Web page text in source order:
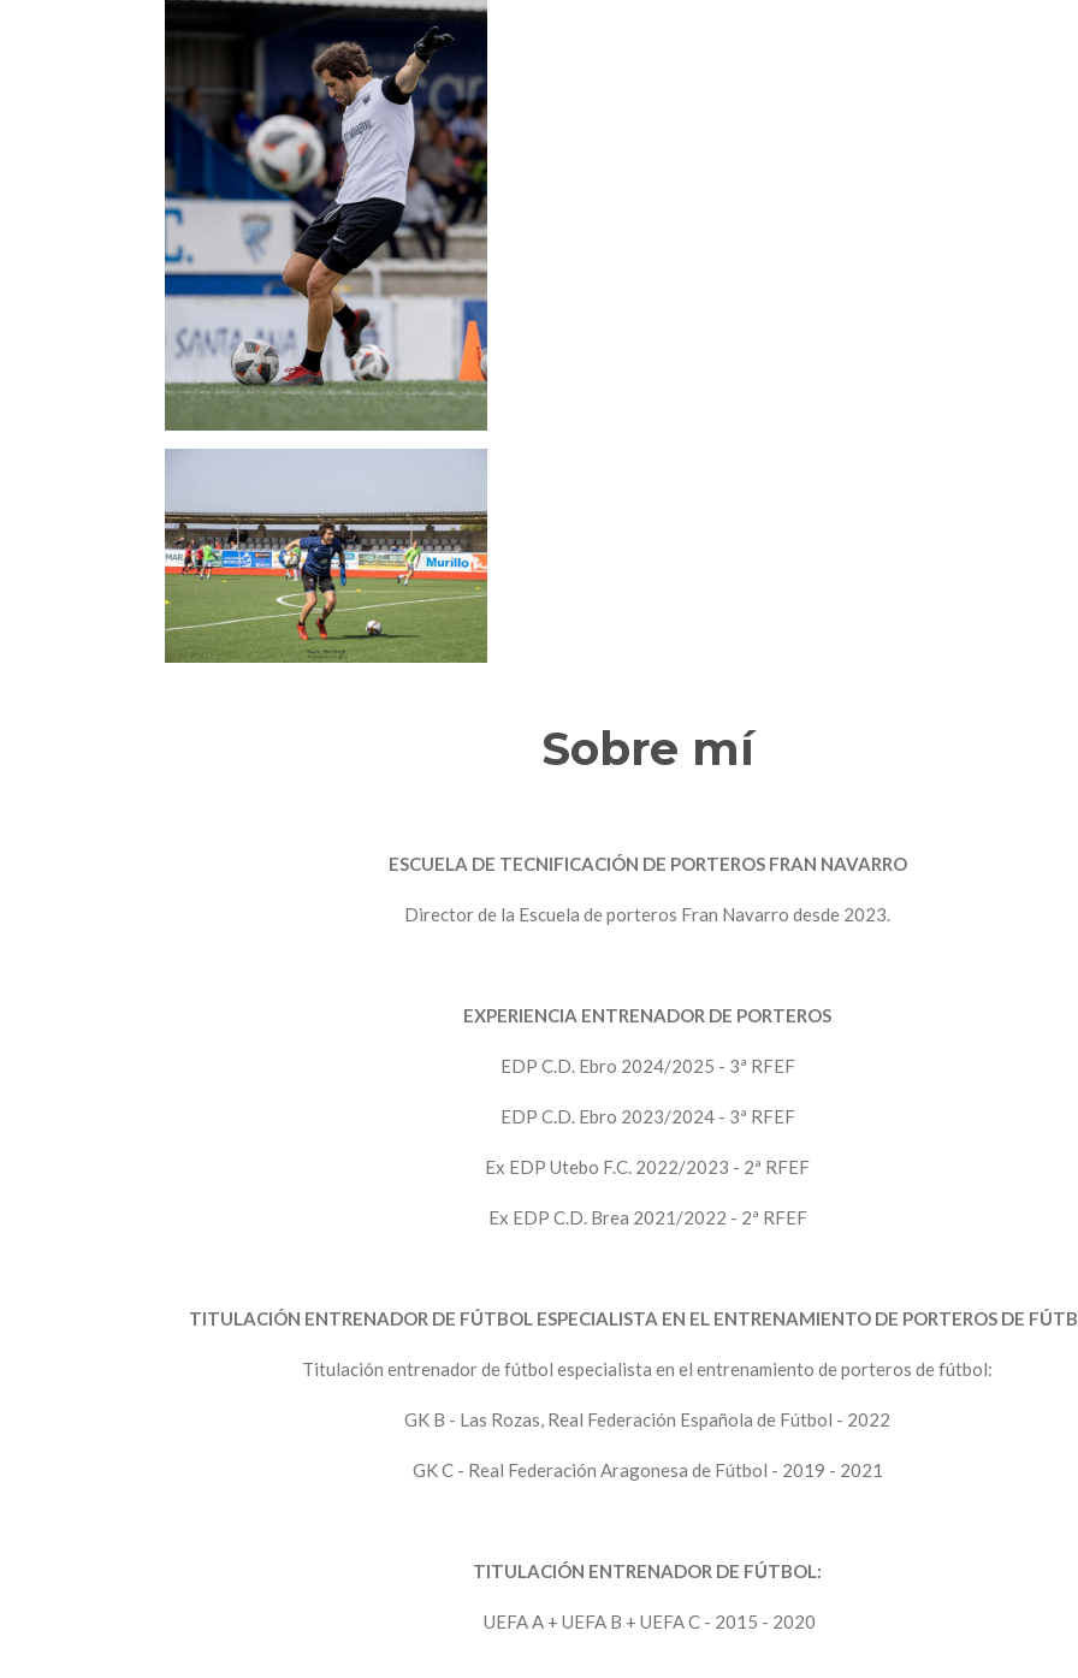
Sobre mí
ESCUELA DE TECNIFICACIÓN DE PORTEROS FRAN NAVARRO
Director de la Escuela de porteros Fran Navarro desde 2023.
EXPERIENCIA ENTRENADOR DE PORTEROS
EDP C.D. Ebro 2024/2025 - 3ª RFEF
EDP C.D. Ebro 2023/2024 - 3ª RFEF
Ex EDP Utebo F.C. 2022/2023 - 2ª RFEF
Ex EDP C.D. Brea 2021/2022 - 2ª RFEF
TITULACIÓN ENTRENADOR DE FÚTBOL ESPECIALISTA EN EL ENTRENAMIENTO DE PORTEROS DE
Titulación entrenador de fútbol especialista en el entrenamiento de porteros de fútbol:
GK B - Las Rozas, Real Federación Española de Fútbol - 2022
GK C - Real Federación Aragonesa de Fútbol - 2019 - 2021
TITULACIÓN ENTRENADOR DE FÚTBOL:
UEFA A + UEFA B + UEFA C - 2015 - 2020